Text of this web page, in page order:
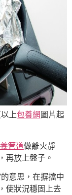
上包養網 圖片起
管道做離火靜
再放上盤子。
意思，在摒擋中
使狀況穩固上去